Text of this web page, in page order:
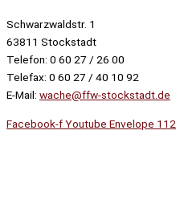
Schwarzwaldstr. 1
63811 Stockstadt
Telefon: 0 60 27 / 26 00
Telefax: 0 60 27 / 40 10 92
E-Mail: wache@ffw-stockstadt.de
Facebook-fYoutube Envelope 112